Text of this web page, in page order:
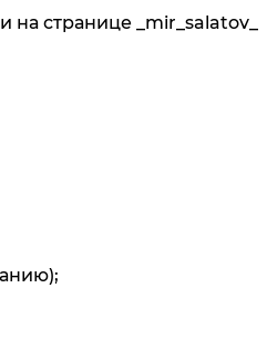
странице _mir_salatov_